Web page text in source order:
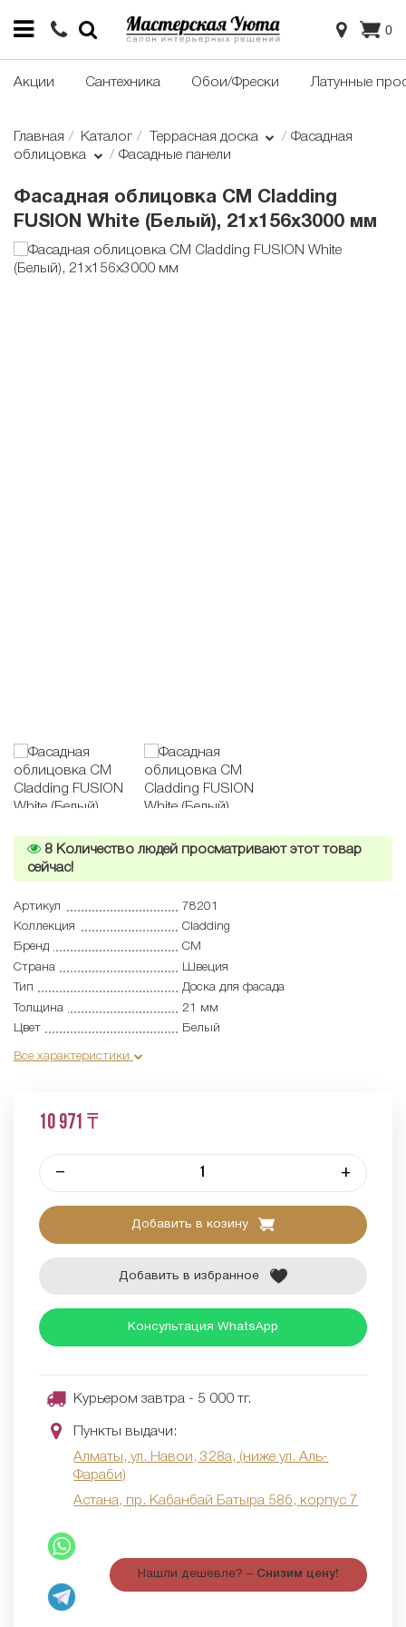
0
Акции Сантехника Обои/Фрески Латунные
Главная Каталог Террасная доска
Фасадная
облицовка
Фасадные панели
Фасадная облицовка CM Cladding
FUSION White (Белый), 21x156x3000 мм
8 Количество людей просматривают этот товар
сейчас!
Артикул
78201
Коллекция
Cladding
Бренд
CM
Страна
Швеция
Тип
Доска для фасада
Толщина
21 мм
Цвет
Белый
Все характеристики
10 971 ₸
– +
Добавить в козину
Добавить в избранное
Консультация WhatsApp
Курьером завтра - 5 000 тг.
Пункты выдачи:
Алматы, ул. Навои, 328а, (ниже ул. Аль-
Фараби)
Астана, пр. Кабанбай Батыра 58б, корпус 7
Нашли дешевле? – Снизим цену!